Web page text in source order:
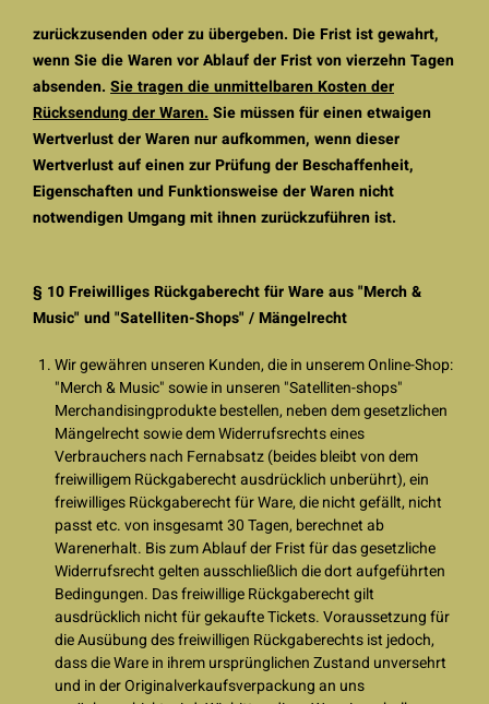
zurückzusenden oder zu übergeben. Die Frist ist gewahrt,
wenn Sie die Waren vor Ablauf der Frist von vierzehn Tagen
absenden. Sie tragen die unmittelbaren Kosten der
Rücksendung der Waren. Sie müssen für einen etwaigen
Wertverlust der Waren nur aufkommen, wenn dieser
Wertverlust auf einen zur Prüfung der Beschaffenheit,
Eigenschaften und Funktionsweise der Waren nicht
notwendigen Umgang mit ihnen zurückzuführen ist.
§ 10 Freiwilliges Rückgaberecht für Ware aus "Merch &
Music" und "Satelliten-Shops" / Mängelrecht
Wir gewähren unseren Kunden, die in unserem Online-Shop:
"Merch & Music" sowie in unseren "Satelliten-shops"
Merchandisingprodukte bestellen, neben dem gesetzlichen
Mängelrecht sowie dem Widerrufsrechts eines
Verbrauchers nach Fernabsatz (beides bleibt von dem
freiwilligem Rückgaberecht ausdrücklich unberührt), ein
freiwilliges Rückgaberecht für Ware, die nicht gefällt, nicht
passt etc. von insgesamt 30 Tagen, berechnet ab
Warenerhalt. Bis zum Ablauf der Frist für das gesetzliche
Widerrufsrecht gelten ausschließlich die dort aufgeführten
Bedingungen. Das freiwillige Rückgaberecht gilt
ausdrücklich nicht für gekaufte Tickets. Voraussetzung für
die Ausübung des freiwilligen Rückgaberechts ist jedoch,
dass die Ware in ihrem ursprünglichen Zustand unversehrt
und in der Originalverkaufsverpackung an uns